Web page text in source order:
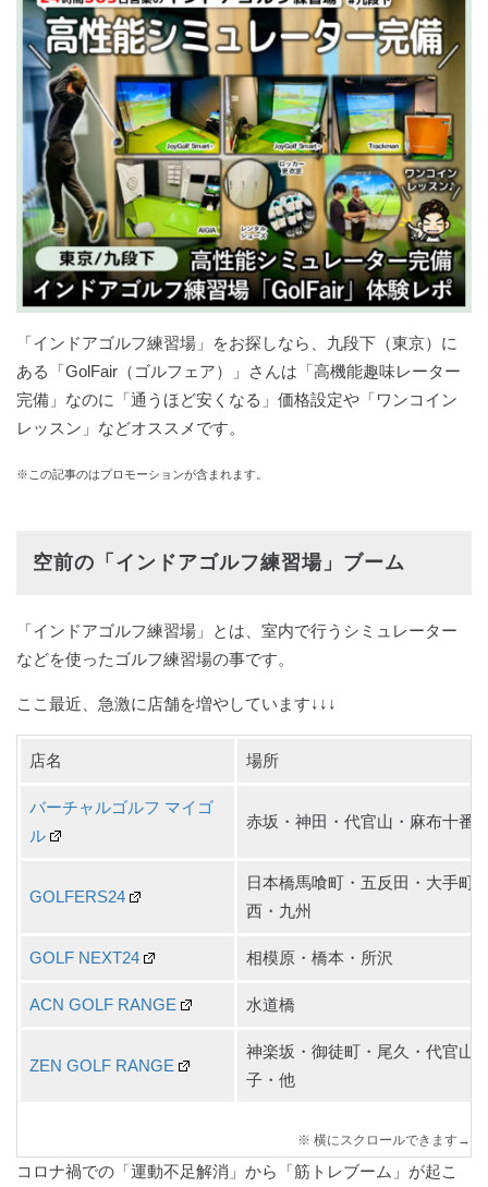
「インドアゴルフ練習場」をお探しなら、九段下（東京）に
ある「GolFair（ゴルフェア）」さんは「高機能趣味レーター
完備」なのに「通うほど安くなる」価格設定や「ワンコイン
レッスン」などオススメです。
※この記事のはプロモーションが含まれます。
空前の「インドアゴルフ練習場」ブーム
「インドアゴルフ練習場」とは、室内で行うシミュレーター
などを使ったゴルフ練習場の事です。
ここ最近、急激に店舗を増やしています↓↓↓
店名 場所
バーチャルゴルフ マイゴ
ル
赤坂・神田・代官山・麻布十番
GOLFERS24
日本橋馬喰町・五反田・大手町
西・九州
GOLF NEXT24 相模原・橋本・所沢
ACN GOLF RANGE 水道橋
ZEN GOLF RANGE
神楽坂・御徒町・尾久・代官山
子・他
コロナ禍での「運動不足解消」から「筋トレブーム」が起こ